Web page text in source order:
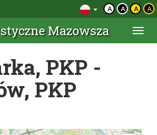
A A A A
Mazowsza
PKP -
PKP